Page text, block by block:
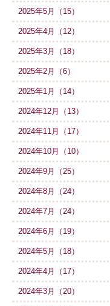
2025年5月（15）
2025年4月（12）
2025年3月（18）
2025年2月（6）
2025年1月（14）
2024年12月（13）
2024年11月（17）
2024年10月（10）
2024年9月（25）
2024年8月（24）
2024年7月（24）
2024年6月（19）
2024年5月（18）
2024年4月（17）
2024年3月（20）